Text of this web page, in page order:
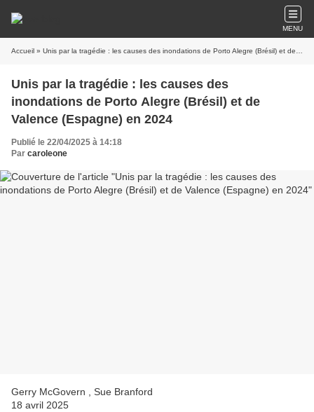
MENU
Accueil » Unis par la tragédie : les causes des inondations de Porto Alegre (Brésil) et de Valence (Espagne) en 2024
Unis par la tragédie : les causes des
inondations de Porto Alegre (Brésil) et de
Valence (Espagne) en 2024
Publié le 22/04/2025 à 14:18
Par caroleone
Gerry McGovern , Sue Branford
18 avril 2025